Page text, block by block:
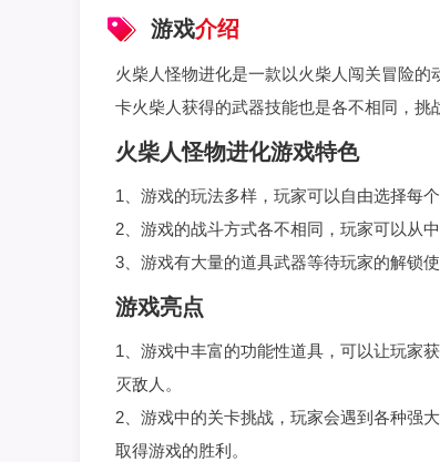
游戏介绍
火柴人怪物进化是一款以火柴人闯关冒险
卡火柴人获得的武器技能也是各不相同，挑
火柴人怪物进化游戏特色
1、游戏的玩法多样，玩家可以自由选择每
2、游戏的战斗方式各不相同，玩家可以从
3、游戏有大量的道具武器等待玩家的解锁
游戏亮点
1、游戏中丰富的功能性道具，可以让玩家
灭敌人。
2、游戏中的关卡挑战，玩家会遇到各种强
取得游戏的胜利。